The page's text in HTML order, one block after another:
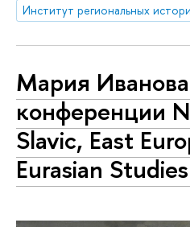
Мария
конференции
Slavic, East
Eurasian